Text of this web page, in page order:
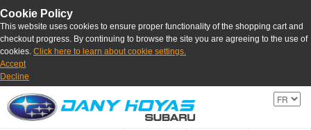
Cookie Policy
This website uses cookies to ensure proper functionality of the shopping cart and
checkout progress. By continuing to browse the site you are agreeing to the use of
cookies. Click here to learn about cookie settings.
Accept
Decline